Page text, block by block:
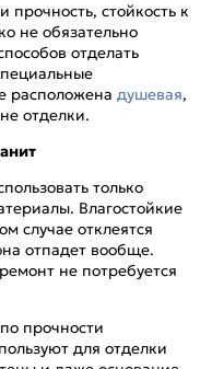
прочность, стойкость к
не обязательно
отделать
расположена душевая,
отделки.
только
Влагостойкие
случае отклеятся
отпадет вообще.
не потребуется
прочности
для отделки